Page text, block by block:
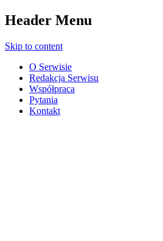
Header Menu
Skip to content
O Serwisie
Redakcja Serwisu
Współpraca
Pytania
Kontakt